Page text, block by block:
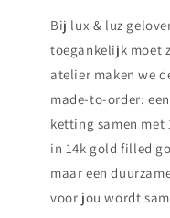
Bij lux & luz
toegankelijk moet
atelier maken we
made-to-order:
ketting samen
in 14k gold filled
maar een
voor jou wordt